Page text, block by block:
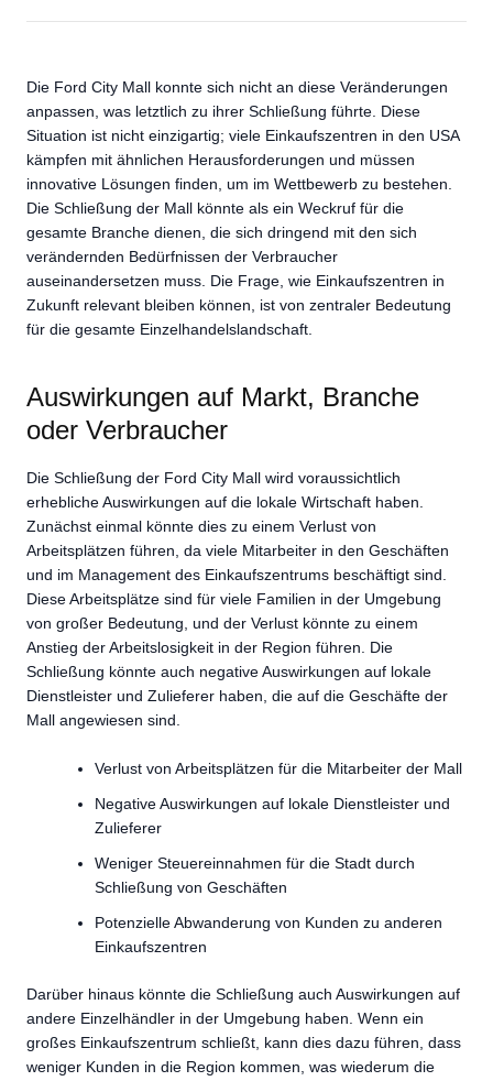
Die Ford City Mall konnte sich nicht an diese Veränderungen
anpassen, was letztlich zu ihrer Schließung führte. Diese
Situation ist nicht einzigartig; viele Einkaufszentren in den USA
kämpfen mit ähnlichen Herausforderungen und müssen
innovative Lösungen finden, um im Wettbewerb zu bestehen.
Die Schließung der Mall könnte als ein Weckruf für die
gesamte Branche dienen, die sich dringend mit den sich
verändernden Bedürfnissen der Verbraucher
auseinandersetzen muss. Die Frage, wie Einkaufszentren in
Zukunft relevant bleiben können, ist von zentraler Bedeutung
für die gesamte Einzelhandelslandschaft.
Auswirkungen auf Markt, Branche
oder Verbraucher
Die Schließung der Ford City Mall wird voraussichtlich
erhebliche Auswirkungen auf die lokale Wirtschaft haben.
Zunächst einmal könnte dies zu einem Verlust von
Arbeitsplätzen führen, da viele Mitarbeiter in den Geschäften
und im Management des Einkaufszentrums beschäftigt sind.
Diese Arbeitsplätze sind für viele Familien in der Umgebung
von großer Bedeutung, und der Verlust könnte zu einem
Anstieg der Arbeitslosigkeit in der Region führen. Die
Schließung könnte auch negative Auswirkungen auf lokale
Dienstleister und Zulieferer haben, die auf die Geschäfte der
Mall angewiesen sind.
Verlust von Arbeitsplätzen für die Mitarbeiter der Mall
Negative Auswirkungen auf lokale Dienstleister und
Zulieferer
Weniger Steuereinnahmen für die Stadt durch
Schließung von Geschäften
Potenzielle Abwanderung von Kunden zu anderen
Einkaufszentren
Darüber hinaus könnte die Schließung auch Auswirkungen auf
andere Einzelhändler in der Umgebung haben. Wenn ein
großes Einkaufszentrum schließt, kann dies dazu führen, dass
weniger Kunden in die Region kommen, was wiederum die